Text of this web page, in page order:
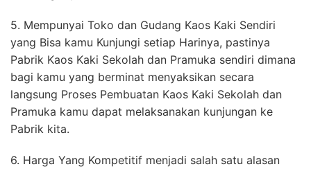
5. Mempunyai Toko dan Gudang Kaos Kaki Sendiri
yang Bisa kamu Kunjungi setiap Harinya, pastinya
Pabrik Kaos Kaki Sekolah dan Pramuka sendiri dimana
bagi kamu yang berminat menyaksikan secara
langsung Proses Pembuatan Kaos Kaki Sekolah dan
Pramuka kamu dapat melaksanakan kunjungan ke
Pabrik kita.
6. Harga Yang Kompetitif menjadi salah satu alasan